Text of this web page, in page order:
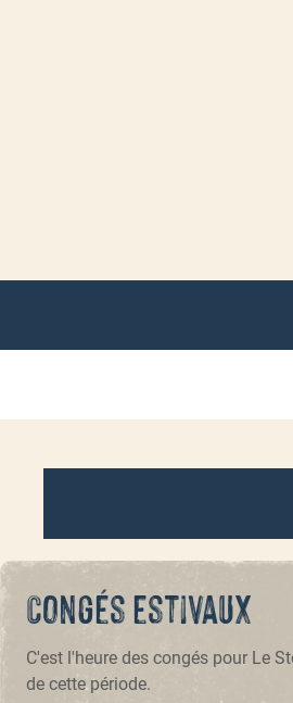
Congés estivaux
C'est l'heure des congés pour Le
de cette période.